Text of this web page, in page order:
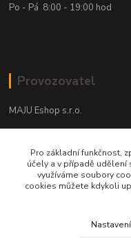
Po - Pá 8:00 - 19:00 hod
Provozovatel
MAJU Eshop s.r.o.
702 00 Ostrava
IČ: 09674799
Pro základní funkčnost,
účely a v případě
využíváme soubory
cookies můžete kdykoli
Nastavení